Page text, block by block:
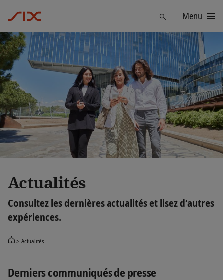
TrouverMenu
Actualités
Consultez les dernières actualités et lisez d’autres
expériences.
Actualités
Derniers communiqués de presse